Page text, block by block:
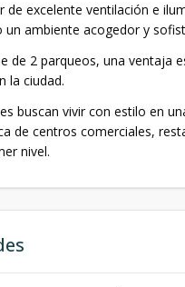
de excelente ventilación e
un ambiente acogedor y
de 2 parqueos, una ventaja
la ciudad.
buscan vivir con estilo en
de centros comerciales,
nivel.